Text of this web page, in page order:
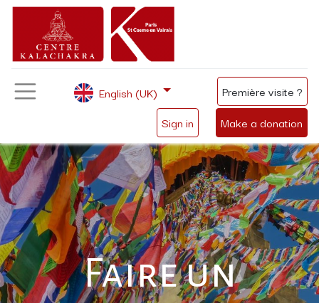
Sign in Make a donation
English (UK) Première visite ?
Faire un